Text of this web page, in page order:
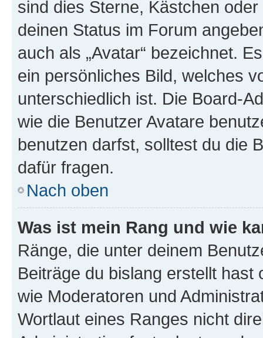
sind dies Sterne, Kästchen
deinen Status im Forum
auch als „Avatar“ bezeichnet.
ein persönliches Bild, welches
unterschiedlich ist. Die Board-
wie die Benutzer Avatare
benutzen darfst, solltest du die
dafür fragen.
Nach oben
Was ist mein Rang und wie
Ränge, die unter deinem
Beiträge du bislang erstellt
wie Moderatoren und
Wortlaut eines Ranges nicht